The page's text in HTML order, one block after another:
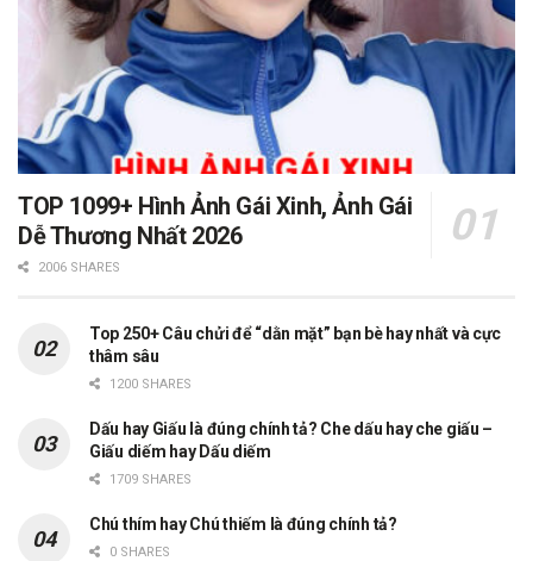
TOP 1099+ Hình Ảnh Gái Xinh, Ảnh Gái
Dễ Thương Nhất 2026
2006 SHARES
Top 250+ Câu chửi để “dằn mặt” bạn bè hay nhất và cực
thâm sâu
1200 SHARES
Dấu hay Giấu là đúng chính tả? Che dấu hay che giấu –
Giấu diếm hay Dấu diếm
1709 SHARES
Chú thím hay Chú thiếm là đúng chính tả?
0 SHARES